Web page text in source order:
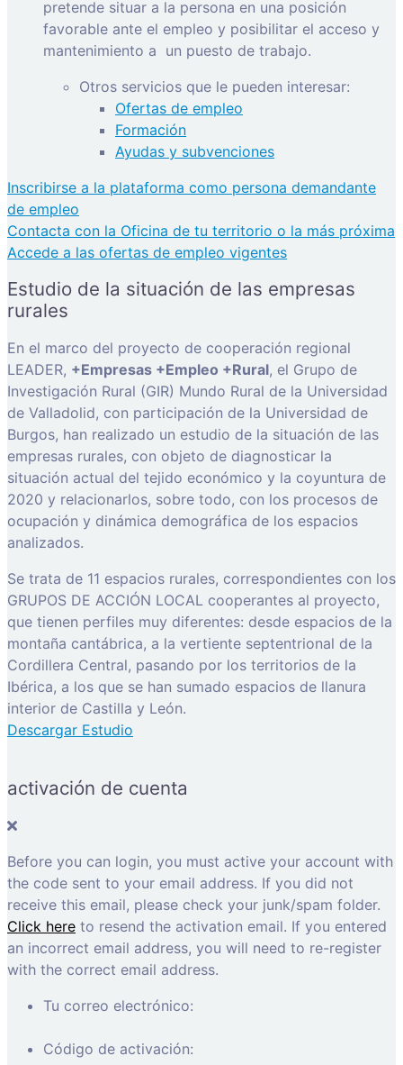
pretende situar a la persona en una posición
favorable ante el empleo y posibilitar el acceso y
mantenimiento a un puesto de trabajo.
Otros servicios que le pueden interesar:
Ofertas de empleo
Formación
Ayudas y subvenciones
Inscribirse a la plataforma como persona demandante
de empleo
Contacta con la Oficina de tu territorio o la más próxima
Accede a las ofertas de empleo vigentes
Estudio de la situación de las empresas
rurales
En el marco del proyecto de cooperación regional
LEADER, +Empresas +Empleo +Rural, el Grupo de
Investigación Rural (GIR) Mundo Rural de la Universidad
de Valladolid, con participación de la Universidad de
Burgos, han realizado un estudio de la situación de las
empresas rurales, con objeto de diagnosticar la
situación actual del tejido económico y la coyuntura de
2020 y relacionarlos, sobre todo, con los procesos de
ocupación y dinámica demográfica de los espacios
analizados.
Se trata de 11 espacios rurales, correspondientes con los
GRUPOS DE ACCIÓN LOCAL cooperantes al proyecto,
que tienen perfiles muy diferentes: desde espacios de la
montaña cantábrica, a la vertiente septentrional de la
Cordillera Central, pasando por los territorios de la
Ibérica, a los que se han sumado espacios de llanura
interior de Castilla y León.
Descargar Estudio
activación de cuenta
Before you can login, you must active your account with
the code sent to your email address. If you did not
receive this email, please check your junk/spam folder.
Click here to resend the activation email. If you entered
an incorrect email address, you will need to re-register
with the correct email address.
Tu correo electrónico:
Código de activación: